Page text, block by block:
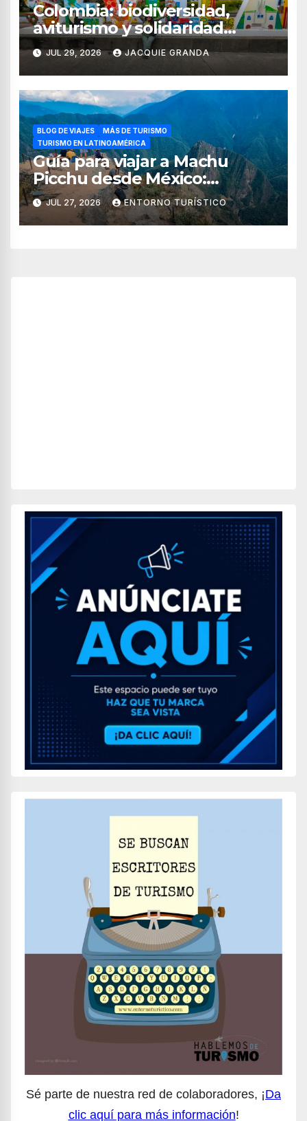
Colombia: biodiversidad,
aviturismo y solidaridad
digital en el Quindío y Valle
del Cauca
JUL 29, 2026 JACQUIE GRANDA
BLOG DE VIAJES
MÁS DE TURISMO
TURISMO EN LATINOAMÉRICA
Guía para viajar a Machu
Picchu desde México:
tiempos, rutas, itinerario y
consejos esenciales
JUL 27, 2026 ENTORNO TURÍSTICO
Sé parte de nuestra red de colaboradores, ¡Da
clic aquí para más información!